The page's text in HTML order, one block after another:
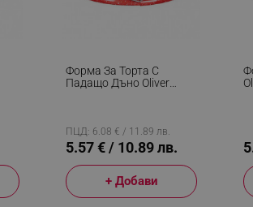
Форма За Торта С
Падащо Дъно Oliver
Червен
ПЦД: 6.08 € / 11.89 лв.
5.57 € / 10.89 лв.
+ Добави